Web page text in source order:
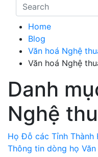
Home
Blog
Văn hoá Nghệ
Văn hoá Nghệ
Danh
Nghệ
Họ Đỗ các Tỉnh Thành
Thông tin dòng họ